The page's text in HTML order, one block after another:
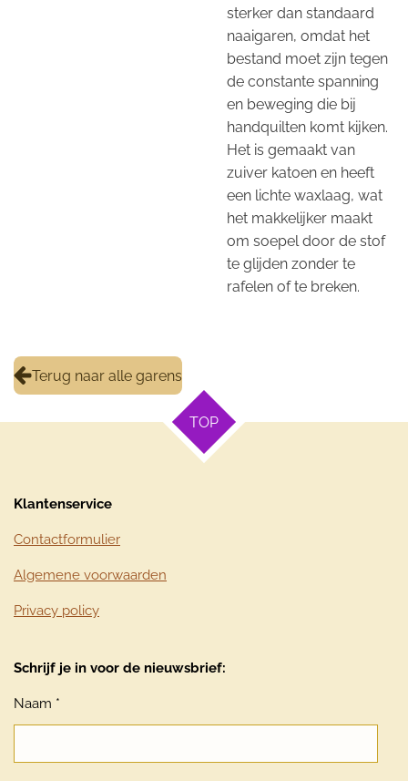
sterker dan standaard
naaigaren, omdat het
bestand moet zijn tegen
de constante spanning
en beweging die bij
handquilten komt kijken.
Het is gemaakt van
zuiver katoen en heeft
een lichte waxlaag, wat
het makkelijker maakt
om soepel door de stof
te glijden zonder te
rafelen of te breken.
Terug naar alle garens
TOP
Klantenservice
Contactformulier
Algemene voorwaarden
Privacy policy
Schrijf je in voor de nieuwsbrief:
Naam *